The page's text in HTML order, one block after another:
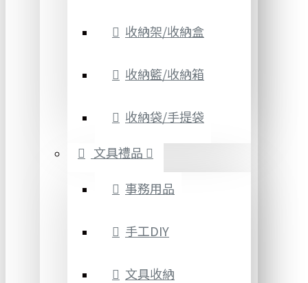
收納架/收納盒
收納籃/收納箱
收納袋/手提袋
文具禮品
事務用品
手工DIY
文具收納